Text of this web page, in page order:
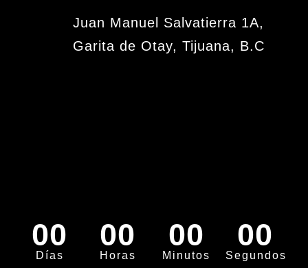
Juan Manuel Salvatierra 1A,
Garita de Otay, Tijuana, B.C
00
Días
00
Horas
00
Minutos
00
Segundos